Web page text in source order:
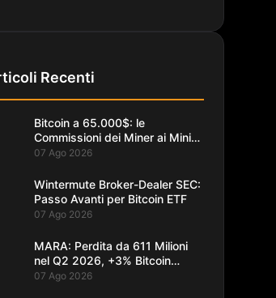
Recenti
Bitcoin a 65.000$: le
Commissioni dei Miner ai Minimi
da un Decennio
07 Ago 2026
Wintermute Broker-Dealer SEC:
Passo Avanti per Bitcoin ETF
07 Ago 2026
MARA: Perdita da 611 Milioni
nel Q2 2026, +3% Bitcoin
Minati
07 Ago 2026